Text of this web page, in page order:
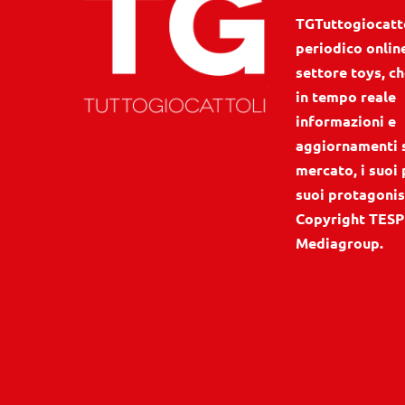
periodico
settore toys,
in tempo reale
informazioni e
aggiornamenti
mercato, i
suoi
Copyright
Mediagroup.